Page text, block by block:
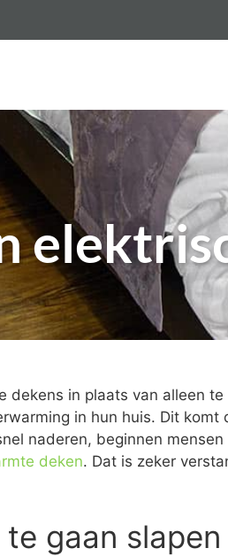
dekens in plaats van alleen te
in hun huis. Dit komt
naderen, beginnen mensen
deken. Dat is zeker
gaan slapen